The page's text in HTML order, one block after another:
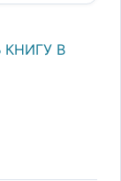
КНИГУ В